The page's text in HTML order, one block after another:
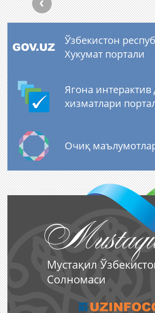
Ўзбекистон
Хукумат портали
Ягона интерактив
хизматлари
Очиқ
Мустақил
Солномаси